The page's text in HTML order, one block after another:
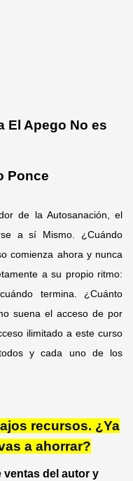
e
El Apego No es
Ponce
de la Autosanación, el
a sí Mismo. ¿Cuándo
comienza ahora y nunca
a su propio ritmo:
termina. ¿Cuánto
suena el acceso de por
ilimitado a este curso
y cada uno de los
recursos. ¿Ya
a ahorrar?
ventas del autor y